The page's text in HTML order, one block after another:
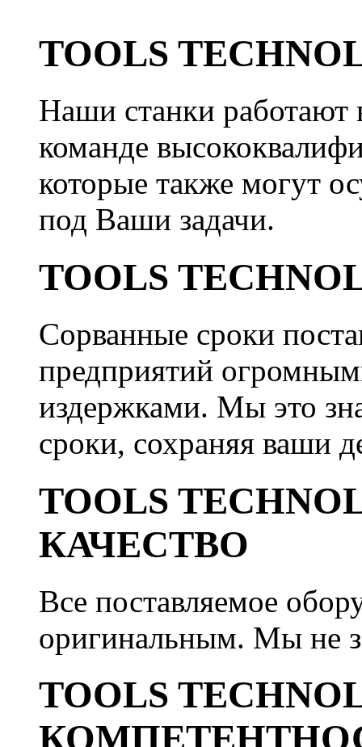
TOOLS
Наши станки работают
команде
которые также могут
под Ваши задачи.
TOOLS
Сорванные сроки
предприятий
издержками. Мы это
сроки, сохраняя ваши
TOOLS
КАЧЕСТВО
Все поставляемое
оригинальным. Мы не
TOOLS